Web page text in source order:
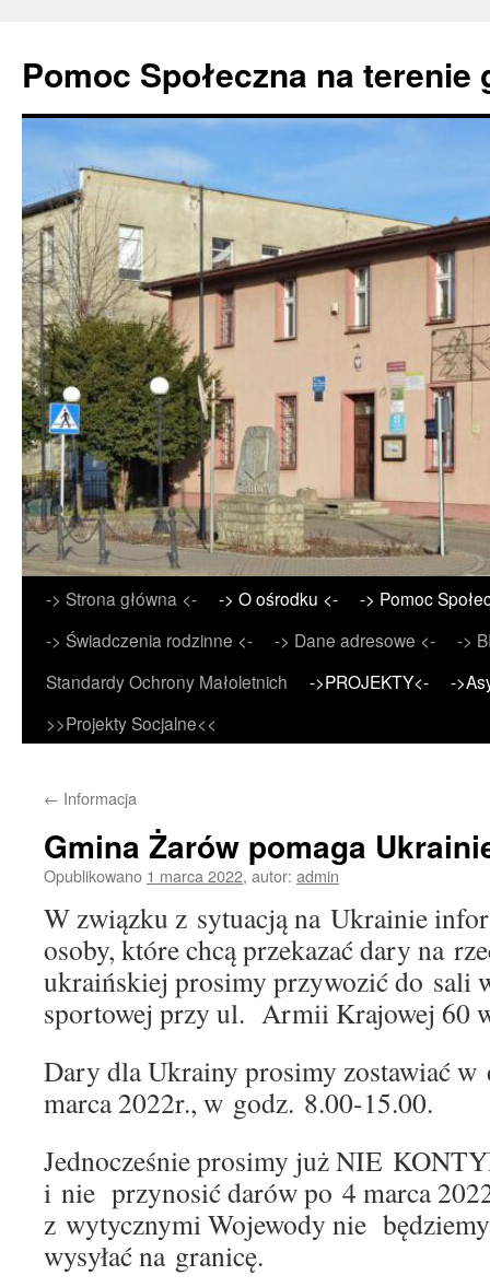
Pomoc Społeczna na terenie
Przejdź
do
treści
-> Strona główna <- -> O ośrodku <-
-> Pomoc
-> Świadczenia rodzinne <-
-> Dane adresowe <-
->
Standardy Ochrony Małoletnich
->PROJEKTY<-
-
>>Projekty Socjalne<<
← Informacja
Gmina Żarów pomaga
Opublikowano 1 marca 2022, autor: admin
W związku z sytuacją na Ukrainie
osoby, które chcą przekazać dary na
ukraińskiej prosimy przywozić do sali
sportowej przy ul. Armii Krajowej 60
Dary dla Ukrainy prosimy zostawiać
marca 2022r., w godz. 8.00-15.00.
Jednocześnie prosimy już NIE
i nie przynosić darów po 4 marca
z wytycznymi Wojewody nie
wysyłać na granicę.